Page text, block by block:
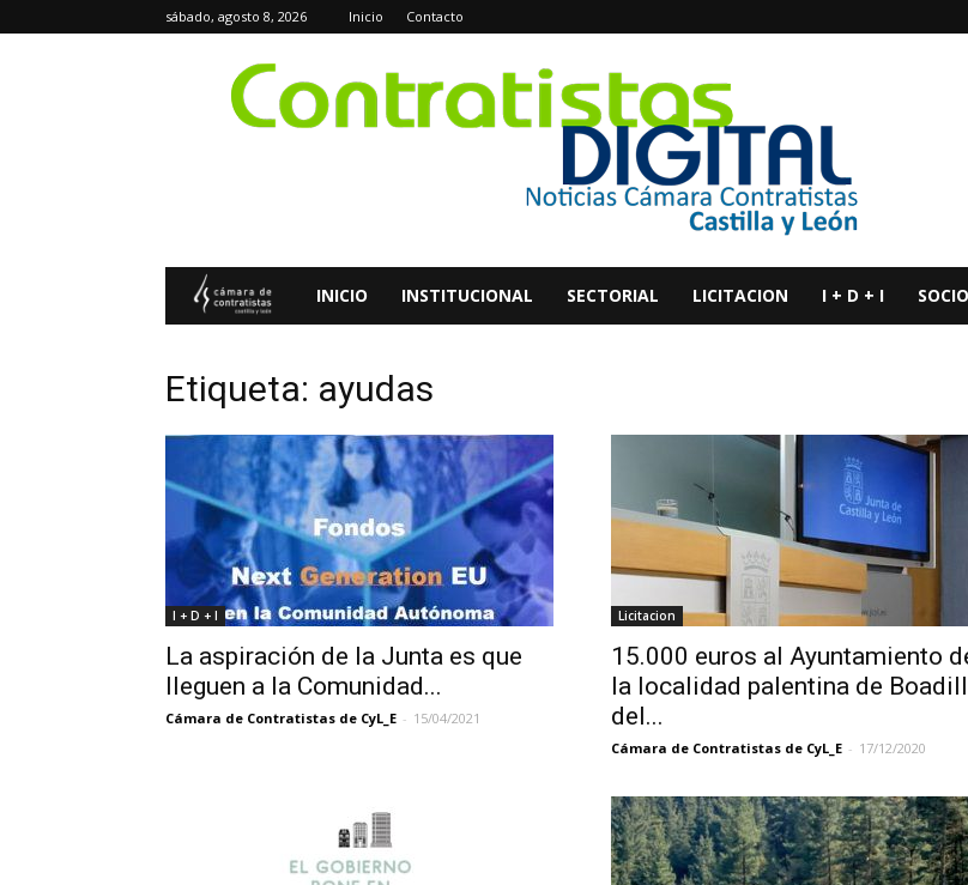
sábado, agosto 8, 2026 Inicio Contacto
Contratistas
INICIO INSTITUCIONAL SECTORIAL LICITACION I + D + I
Etiqueta: ayudas
I + D + I
La aspiración de la Junta es que
lleguen a la Comunidad...
Cámara de Contratistas de CyL_E - 15/04/2021
Licitacion
15.000 euros al Ayuntamiento
la localidad palentina de
del...
Cámara de Contratistas de CyL_E - 17/12/2020